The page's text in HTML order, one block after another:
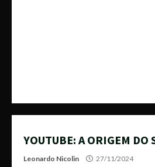
YOUTUBE: A ORIGEM DO
Leonardo Nicolin 27/11/2024